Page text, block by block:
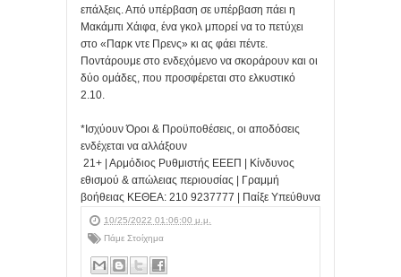
επάλξεις. Από υπέρβαση σε υπέρβαση πάει η
Μακάμπι Χάιφα, ένα γκολ μπορεί να το πετύχει
στο «Παρκ ντε Πρενς» κι ας φάει πέντε.
Ποντάρουμε στο ενδεχόμενο να σκοράρουν και οι
δύο ομάδες, που προσφέρεται στο ελκυστικό
2.10.
*Ισχύουν Όροι & Προϋποθέσεις, οι αποδόσεις
ενδέχεται να αλλάξουν
21+ | Αρμόδιος Ρυθμιστής ΕΕΕΠ | Κίνδυνος
εθισμού & απώλειας περιουσίας | Γραμμή
βοήθειας ΚΕΘΕΑ: 210 9237777 | Παίξε Υπεύθυνα
10/25/2022 01:06:00 μ.μ.
Πάμε Στοίχημα